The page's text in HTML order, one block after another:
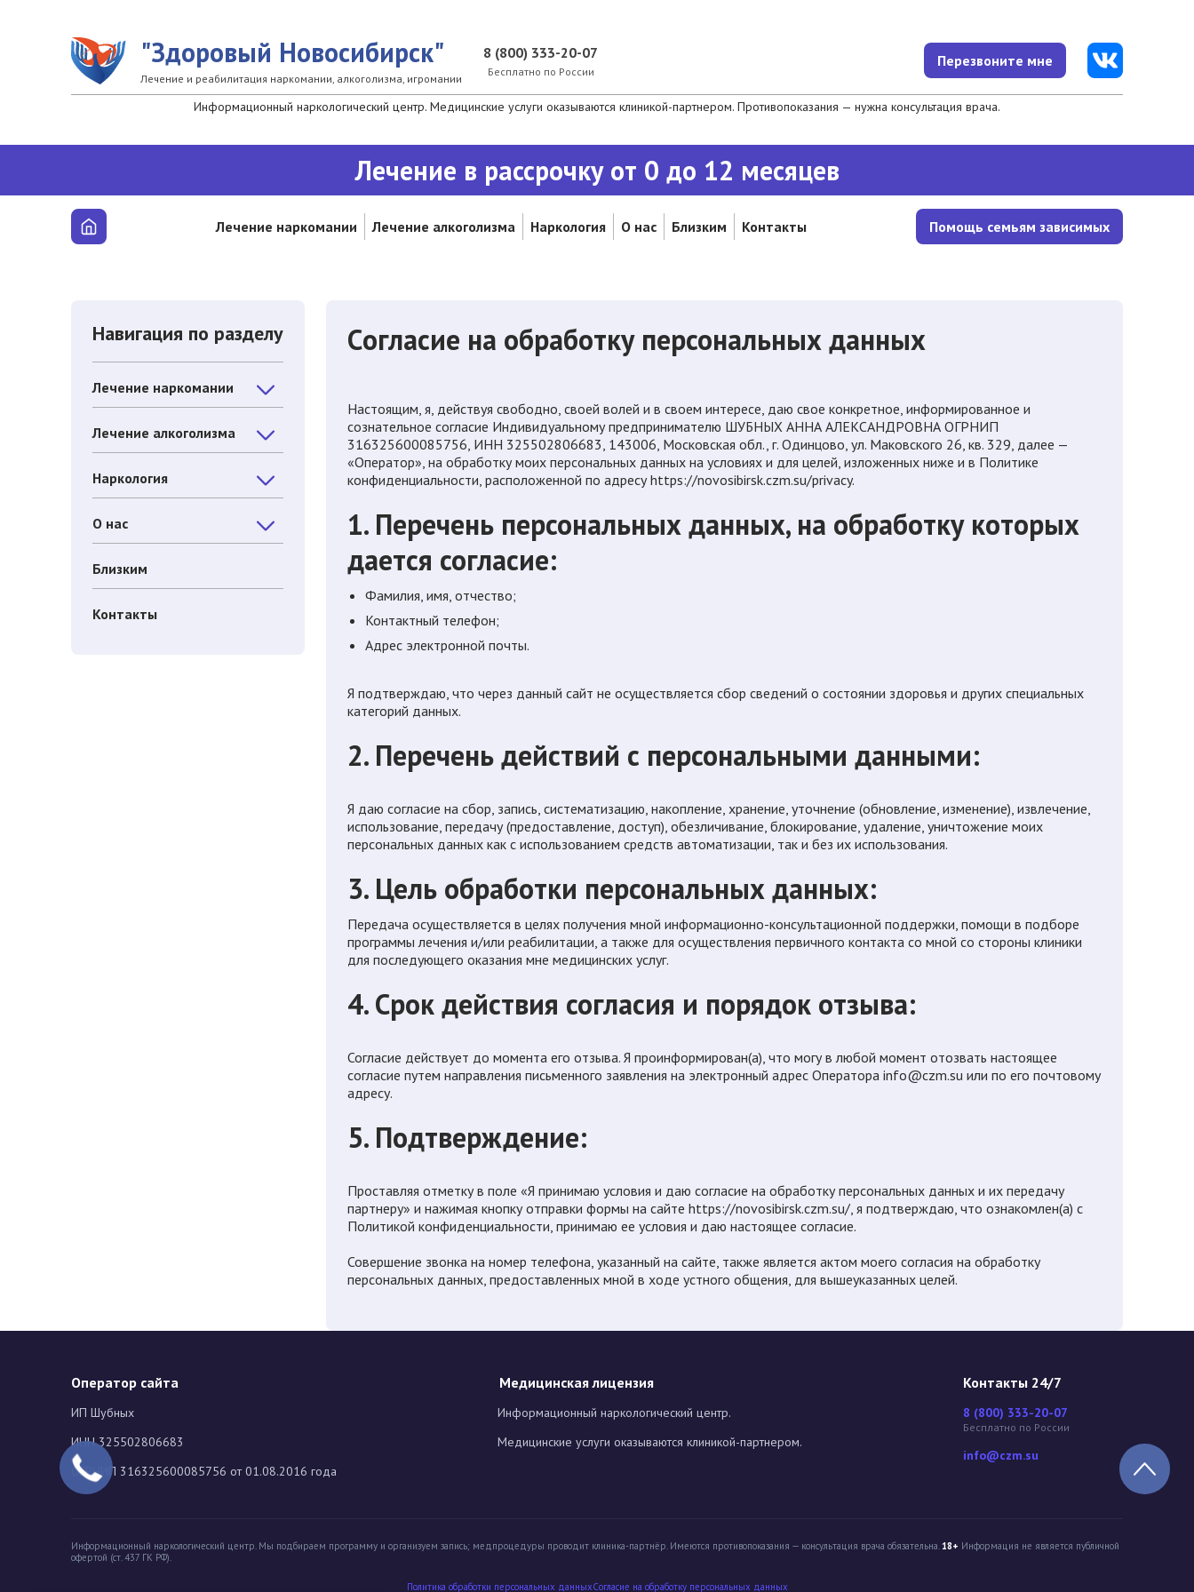
"Здоровый Новосибирск"
Лечение и реабилитация наркомании, алкоголизма, игромании
8 (800) 333-20-07
Бесплатно по России
Перезвоните мне
Информационный наркологический центр. Медицинские услуги оказываются клиникой-партнером. Противопоказания — нужна консультация врача.
Лечение в рассрочку от 0 до 12 месяцев
Лечение наркомании Лечение алкоголизма Наркология О нас Близким Контакты Помощь семьям зависимых
Навигация по разделу
Лечение наркомании
Лечение алкоголизма
Наркология
О нас
Близким
Контакты
Cогласие на обработку персональных данных
Настоящим, я, действуя свободно, своей волей и в своем интересе, даю свое конкретное, информированное и
сознательное согласие Индивидуальному предпринимателю ШУБНЫХ АННА АЛЕКСАНДРОВНА ОГРНИП
316325600085756, ИНН 325502806683, 143006, Московская обл., г. Одинцово, ул. Маковского 26, кв. 329, далее —
«Оператор», на обработку моих персональных данных на условиях и для целей, изложенных ниже и в Политике
конфиденциальности, расположенной по адресу https://novosibirsk.czm.su/privacy.
1. Перечень персональных данных, на обработку которых
дается согласие:
Фамилия, имя, отчество;
Контактный телефон;
Адрес электронной почты.
Я подтверждаю, что через данный сайт не осуществляется сбор сведений о состоянии здоровья и других специальных
категорий данных.
2. Перечень действий с персональными данными:
Я даю согласие на сбор, запись, систематизацию, накопление, хранение, уточнение (обновление, изменение), извлечение,
использование, передачу (предоставление, доступ), обезличивание, блокирование, удаление, уничтожение моих
персональных данных как с использованием средств автоматизации, так и без их использования.
3. Цель обработки персональных данных:
Передача осуществляется в целях получения мной информационно-консультационной поддержки, помощи в подборе
программы лечения и/или реабилитации, а также для осуществления первичного контакта со мной со стороны клиники
для последующего оказания мне медицинских услуг.
4. Срок действия согласия и порядок отзыва:
Согласие действует до момента его отзыва. Я проинформирован(а), что могу в любой момент отозвать настоящее
согласие путем направления письменного заявления на электронный адрес Оператора info@czm.suили по его почтовому
адресу.
5. Подтверждение:
Проставляя отметку в поле «Я принимаю условия и даю согласие на обработку персональных данных и их передачу
партнеру» и нажимая кнопку отправки формы на сайте https://novosibirsk.czm.su/, я подтверждаю, что ознакомлен(а) с
Политикой конфиденциальности, принимаю ее условия и даю настоящее согласие.
Совершение звонка на номер телефона, указанный на сайте, также является актом моего согласия на обработку
персональных данных, предоставленных мной в ходе устного общения, для вышеуказанных целей.
Оператор сайта
ИП Шубных
ИНН 325502806683
ОГРНИП 316325600085756 от 01.08.2016 года
Медицинская лицензия
Информационный наркологический центр.
Медицинские услуги оказываются клиникой-партнером.
Контакты 24/7
8 (800) 333-20-07
Бесплатно по России
info@czm.su
Информационный наркологический центр. Мы подбираем программу и организуем запись; медпроцедуры проводит клиника-партнёр. Имеются противопоказания — консультация врача обязательна.18+ Информация не является публичной
офертой (ст. 437 ГК РФ).
Политика обработки персональных данныхCогласие на обработку персональных данных